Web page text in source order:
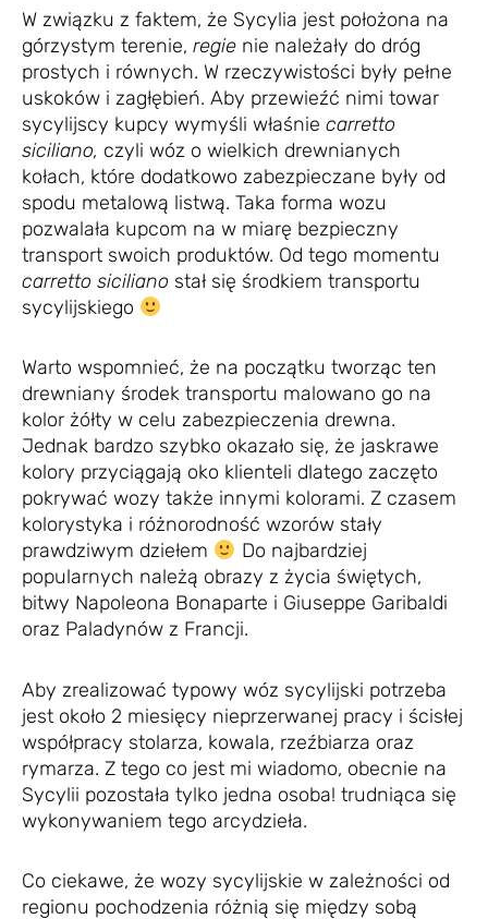
W związku z faktem, że Sycylia jest położona na
górzystym terenie, regie nie należały do dróg
prostych i równych. W rzeczywistości były pełne
uskoków i zagłębień. Aby przewieźć nimi towar
sycylijscy kupcy wymyśli właśnie carretto
siciliano, czyli wóz o wielkich drewnianych
kołach, które dodatkowo zabezpieczane były od
spodu metalową listwą. Taka forma wozu
pozwalała kupcom na w miarę bezpieczny
transport swoich produktów. Od tego momentu
carretto siciliano stał się środkiem transportu
sycylijskiego
Warto wspomnieć, że na początku tworząc ten
drewniany środek transportu malowano go na
kolor żółty w celu zabezpieczenia drewna.
Jednak bardzo szybko okazało się, że jaskrawe
kolory przyciągają oko klienteli dlatego zaczęto
pokrywać wozy także innymi kolorami. Z czasem
kolorystyka i różnorodność wzorów stały
prawdziwym dziełem
Do najbardziej
popularnych należą obrazy z życia świętych,
bitwy Napoleona Bonaparte i Giuseppe Garibaldi
oraz Paladynów z Francji.
Aby zrealizować typowy wóz sycylijski potrzeba
jest około 2 miesięcy nieprzerwanej pracy i ścisłej
współpracy stolarza, kowala, rzeźbiarza oraz
rymarza. Z tego co jest mi wiadomo, obecnie na
Sycylii pozostała tylko jedna osoba! trudniąca się
wykonywaniem tego arcydzieła.
Co ciekawe, że wozy sycylijskie w zależności od
regionu pochodzenia różnią się między sobą